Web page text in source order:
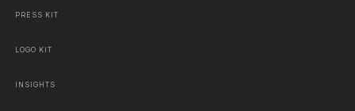
PRESS KIT
LOGO KIT
INSIGHTS